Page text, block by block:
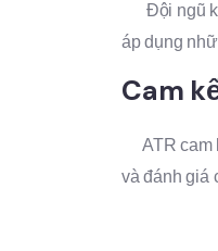
Đội ngũ kỹ
áp dụng
Cam
ATR cam
và đánh giá